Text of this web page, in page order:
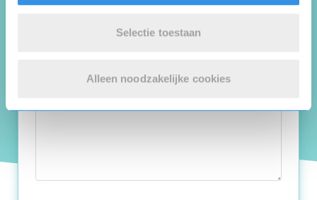
Selectie toestaan
Alleen noodzakelijke cookies